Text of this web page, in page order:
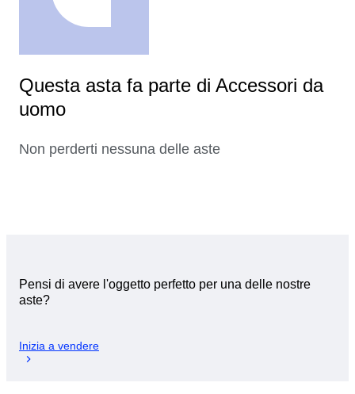
Questa asta fa parte di Accessori da
uomo
Non perderti nessuna delle aste
Pensi di avere l'oggetto perfetto per una delle nostre
aste?
Inizia a vendere